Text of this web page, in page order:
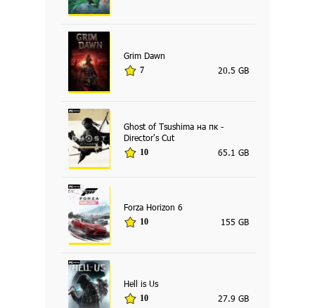
Grim Dawn
7 20.5 GB
Ghost of Tsushima на пк -
Director's Cut
10 65.1 GB
Forza Horizon 6
10 155 GB
Hell is Us
10 27.9 GB